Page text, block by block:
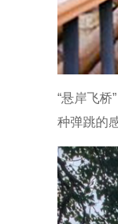
“悬岸飞
种弹跳的